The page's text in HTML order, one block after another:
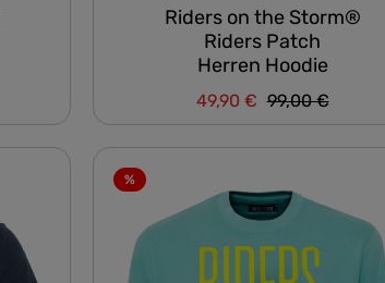
Riders on the Storm®
Riders Patch
Herren Hoodie
Verkaufspreis:
49,90 € Regulärer Preis:
99,00 €
%